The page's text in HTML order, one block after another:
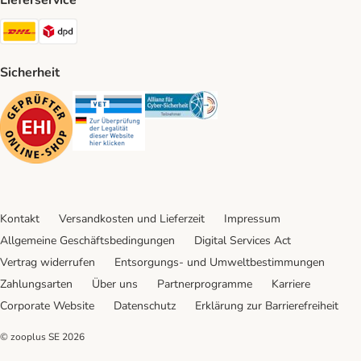
DHL Shipping Method
Sicherheit
Security Security Security
Kontakt Versandkosten und Lieferzeit
Impressum
Allgemeine Geschäftsbedingungen
Digital Services Act
Vertrag widerrufen
Entsorgungs- und Umweltbestimmungen
Zahlungsarten
Über uns Partnerprogramme
Karriere
Corporate Website
Datenschutz Erklärung zur Barrierefreiheit
© zooplus SE 2026